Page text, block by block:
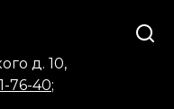
д. 10,
76-40;